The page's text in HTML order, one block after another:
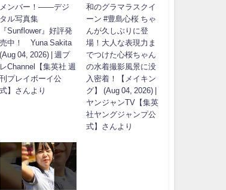
メンバー！――デジ
タル写真集
『Sunflower』好評発
売中！ Yuna Sakita
(Aug 04, 2026) | 週プ
レChannel【集英社 週
刊プレイボーイ公
式】さんより
和のグラマラスクイ
ーン #豊島心桜 ちゃ
んが久しぶりに登
場！大人な表現力ま
でつけた心桜ちゃん
の水着撮影風景に没
入密着！【メイキン
グ】 (Aug 04, 2026) |
ヤンジャンTV【集英
社ヤングジャンプ公
式】さんより